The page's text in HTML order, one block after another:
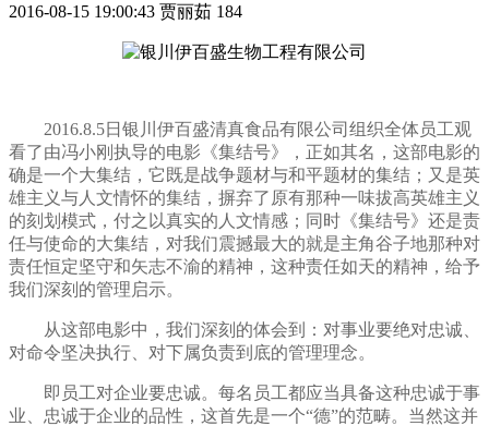
2016-08-15 19:00:43 贾丽茹 184
2016.8.5日银川伊百盛清真食品有限公司组织全体员工观
看了由冯小刚执导的电影《集结号》，正如其名，这部电影的
确是一个大集结，它既是战争题材与和平题材的集结；又是英
雄主义与人文情怀的集结，摒弃了原有那种一味拔高英雄主义
的刻划模式，付之以真实的人文情感；同时《集结号》还是责
任与使命的大集结，对我们震撼最大的就是主角谷子地那种对
责任恒定坚守和矢志不渝的精神，这种责任如天的精神，给予
我们深刻的管理启示。
从这部电影中，我们深刻的体会到：对事业要绝对忠诚、
对命令坚决执行、对下属负责到底的管理理念。
即员工对企业要忠诚。每名员工都应当具备这种忠诚于事
业、忠诚于企业的品性，这首先是一个“德”的范畴。当然这并